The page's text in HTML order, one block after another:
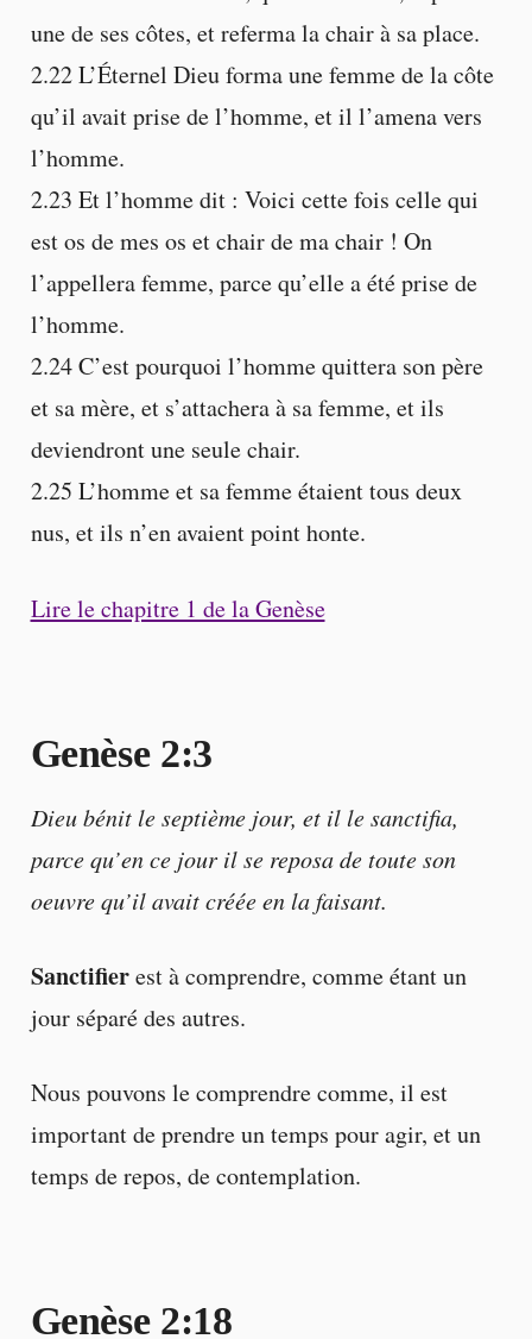
une de ses côtes, et referma la chair à sa place.
2.22 L’Éternel Dieu forma une femme de la côte
qu’il avait prise de l’homme, et il l’amena vers
l’homme.
2.23 Et l’homme dit : Voici cette fois celle qui
est os de mes os et chair de ma chair ! On
l’appellera femme, parce qu’elle a été prise de
l’homme.
2.24 C’est pourquoi l’homme quittera son père
et sa mère, et s’attachera à sa femme, et ils
deviendront une seule chair.
2.25 L’homme et sa femme étaient tous deux
nus, et ils n’en avaient point honte.
Lire le chapitre 1 de la Genèse
Genèse 2:3
Dieu bénit le septième jour, et il le sanctifia,
parce qu’en ce jour il se reposa de toute son
oeuvre qu’il avait créée en la faisant.
Sanctifierest à comprendre, comme étant un
jour séparé des autres.
Nous pouvons le comprendre comme, il est
important de prendre un temps pour agir, et un
temps de repos, de contemplation.
Genèse 2:18